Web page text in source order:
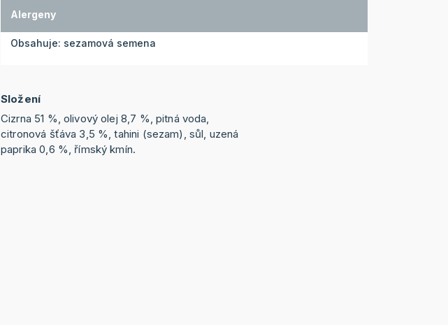
Alergeny
Obsahuje: sezamová semena
Složení
Cizrna 51 %, olivový olej 8,7 %, pitná voda,
citronová šťáva 3,5 %, tahini (sezam), sůl, uzená
paprika 0,6 %, římský kmín.